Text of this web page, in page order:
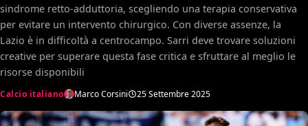
sindrome retto-adduttoria, scegliendo una terapia conservativa
per evitare un intervento chirurgico. Con diverse assenze, la
Lazio è in difficoltà a centrocampo. Sarri deve trovare soluzioni
creative per superare questa fase critica e sfruttare al meglio le
risorse disponibili
Calcio italiano Marco Corsini 25 Settembre 2025